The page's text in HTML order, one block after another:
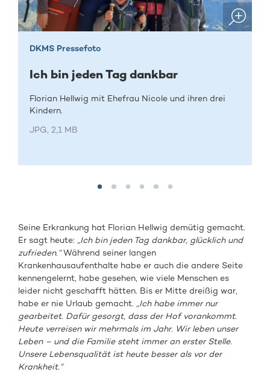
DKMS Pressefoto
Ich bin jeden Tag dankbar
Florian Hellwig mit Ehefrau Nicole und ihren drei
Kindern.
JPG, 2,1 MB
Seine Erkrankung hat Florian Hellwig demütig gemacht.
Er sagt heute: „Ich bin jeden Tag dankbar, glücklich und
zufrieden.“Während seiner langen
Krankenhausaufenthalte habe er auch die andere Seite
kennengelernt, habe gesehen, wie viele Menschen es
leider nicht geschafft hätten. Bis er Mitte dreißig war,
habe er nie Urlaub gemacht. „Ich habe immer nur
gearbeitet. Dafür gesorgt, dass der Hof vorankommt.
Heute verreisen wir mehrmals im Jahr. Wir leben unser
Leben – und die Familie steht immer an erster Stelle.
Unsere Lebensqualität ist heute besser als vor der
Krankheit.“